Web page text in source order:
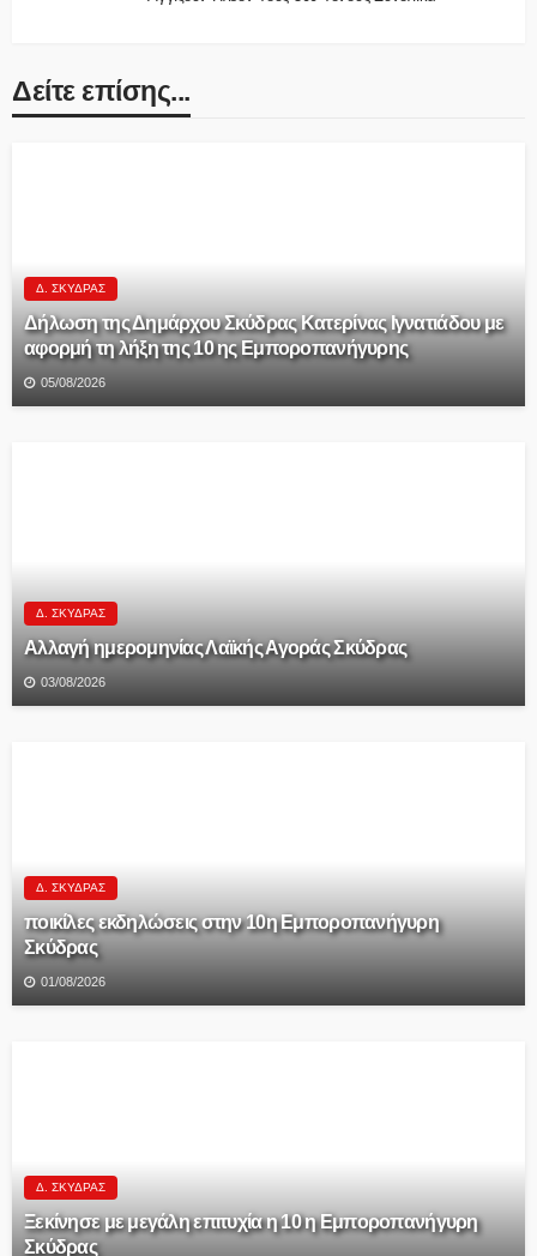
Δείτε επίσης...
Δ. ΣΚΎΔΡΑΣ
Δήλωση της Δημάρχου Σκύδρας Κατερίνας Ιγνατιάδου με
αφορμή τη λήξη της 10 ης Εμποροπανήγυρης
05/08/2026
Δ. ΣΚΎΔΡΑΣ
Αλλαγή ημερομηνίας Λαϊκής Αγοράς Σκύδρας
03/08/2026
Δ. ΣΚΎΔΡΑΣ
ποικίλες εκδηλώσεις στην 10η Εμποροπανήγυρη
Σκύδρας
01/08/2026
Δ. ΣΚΎΔΡΑΣ
Ξεκίνησε με μεγάλη επιτυχία η 10 η Εμποροπανήγυρη
Σκύδρας